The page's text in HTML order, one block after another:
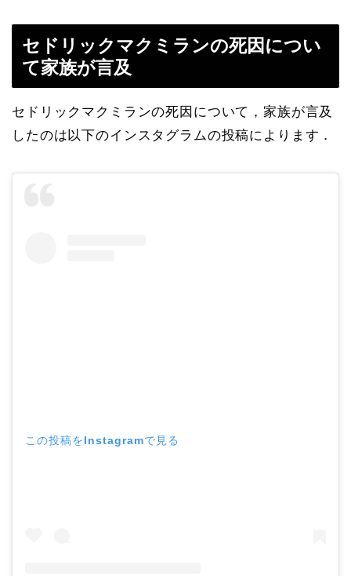
セドリックマクミランの死因につい
て家族が言及
セドリックマクミランの死因について，家族が言及
したのは以下のインスタグラムの投稿によります．
この投稿をInstagramで見る